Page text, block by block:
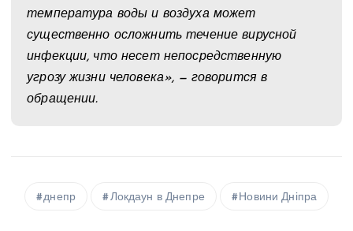
температура воды и воздуха может
существенно осложнить течение вирусной
инфекции, что несет непосредственную
угрозу жизни человека», — говорится в
обращении.
днепр Локдаун в Днепре Новини Дніпра